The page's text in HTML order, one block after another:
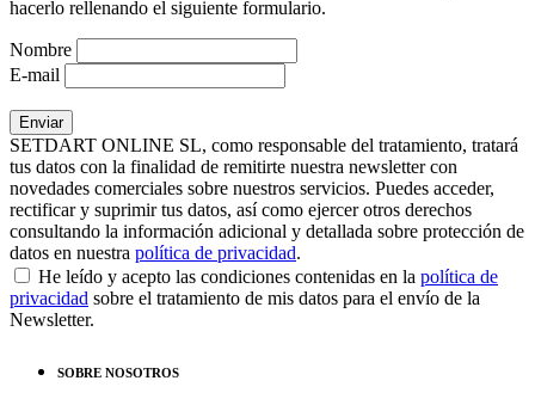
hacerlo rellenando el siguiente formulario.
Nombre
E-mail
SETDART ONLINE SL, como responsable del tratamiento, tratará
tus datos con la finalidad de remitirte nuestra newsletter con
novedades comerciales sobre nuestros servicios. Puedes acceder,
rectificar y suprimir tus datos, así como ejercer otros derechos
consultando la información adicional y detallada sobre protección de
datos en nuestra política de privacidad.
He leído y acepto las condiciones contenidas en la política de
privacidad sobre el tratamiento de mis datos para el envío de la
Newsletter.
SOBRE NOSOTROS